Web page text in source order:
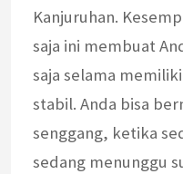
Kanjuruhan.
saja ini membuat
saja selama
stabil. Anda bisa
senggang, ketika
sedang menunggu